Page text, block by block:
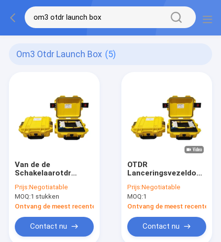
Om3 Otdr Launch Box (5)
Van de de
Schakelaarotdr
FC ST de Doos Enige
Wijze 4KM OM4 OM3
Prijs:Negotiatable
MOQ:1 stukken
Ontvang de meest recente Prijs
Contact nu
OTDR
Lanceringsvezeldoos
APC LC UPC
Connector SM OTDR
Lanceringskabeldoos
Prijs:Negotiatable
MOQ:1
Ontvang de meest recente
Contact nu